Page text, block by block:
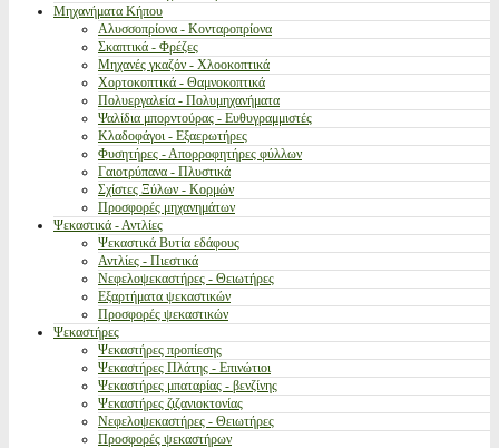
Μηχανήματα Κήπου
Αλυσσοπρίονα - Κονταροπρίονα
Σκαπτικά - Φρέζες
Μηχανές γκαζόν - Χλοοκοπτικά
Χορτοκοπτικά - Θαμνοκοπτικά
Πολυεργαλεία - Πολυμηχανήματα
Ψαλίδια μπορντούρας - Ευθυγραμμιστές
Κλαδοφάγοι - Εξαερωτήρες
Φυσητήρες - Απορροφητήρες φύλλων
Γαιοτρύπανα - Πλυστικά
Σχίστες Ξύλων - Κορμών
Προσφορές μηχανημάτων
Ψεκαστικά - Αντλίες
Ψεκαστικά Βυτία εδάφους
Αντλίες - Πιεστικά
Νεφελοψεκαστήρες - Θειωτήρες
Εξαρτήματα ψεκαστικών
Προσφορές ψεκαστικών
Ψεκαστήρες
Ψεκαστήρες προπίεσης
Ψεκαστήρες Πλάτης - Επινώτιοι
Ψεκαστήρες μπαταρίας - βενζίνης
Ψεκαστήρες ζιζανιοκτονίας
Νεφελοψεκαστήρες - Θειωτήρες
Προσφορές ψεκαστήρων